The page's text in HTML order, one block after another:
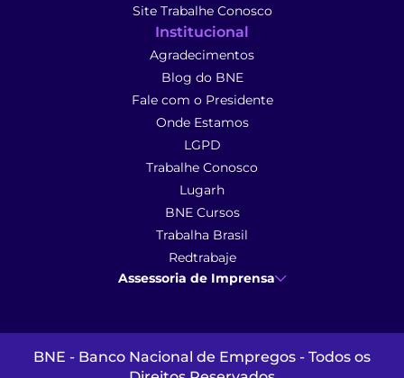
Site Trabalhe Conosco
Institucional
Agradecimentos
Blog do BNE
Fale com o Presidente
Onde Estamos
LGPD
Trabalhe Conosco
Lugarh
BNE Cursos
Trabalha Brasil
Redtrabaje
Assessoria de Imprensa
(41) 9 9102-1413
BNE - Banco Nacional de Empregos - Todos os